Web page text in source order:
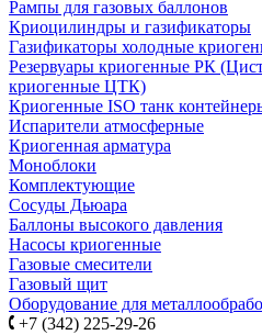
Рампы для газовых баллонов
Криоцилиндры и газификаторы
Газификаторы холодные
Резервуары криогенные РК
криогенные ЦТК)
Криогенные ISO танк
Испарители атмосферные
Криогенная арматура
Моноблоки
Комплектующие
Сосуды Дьюара
Баллоны высокого давления
Насосы криогенные
Газовые смесители
Газовый щит
Оборудование для
+7 (342) 225-29-26